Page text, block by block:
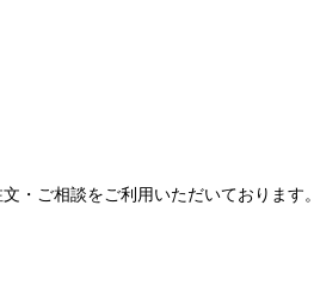
・ご相談をご利用いただいております。